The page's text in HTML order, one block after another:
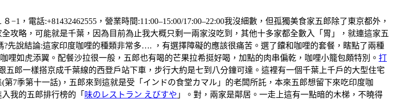
，電話:+81432462555，營業時間:11:00–15:00/17:00–22:00我沒細數，但孤獨美食家五郎除了東京都外，
攻略，可能就是千葉，因為目前為止我大概只剩一兩家沒吃到，其他十多家都全數入「胃」，就連這家五
先說結論:這家印度咖哩的種類非常多…. ，有選擇障礙的應該很痛苦。選了饢和咖哩的套餐，瞎點了兩種
如虎添翼。配餐沙拉很一般，五郎也有喝的芒果拉希挺好喝，加點的肉串偏乾，咖哩小籠包頗特別。 打
郎一樣搭京成千葉線的西登戶站下車，步行大約是七到八分鐘可達。這裡有一個千葉上千戶的大型住宅
7季第十一話)，五郎來到這就是受「インドの食堂カマル」的老闆所託，本來五郎想留下來吃印度咖
我的五郎排行榜的「 味のレストラン えびすや 」。對，兩家是鄰居。一走上這有一點暗的木梯，不曉得